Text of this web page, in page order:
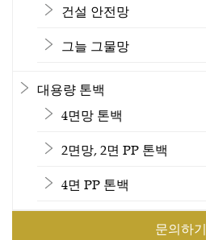
건설 안전망
그늘 그물망
대용량 톤백
4면망 톤백
2면망, 2면 PP 톤백
4면 PP 톤백
문의하기